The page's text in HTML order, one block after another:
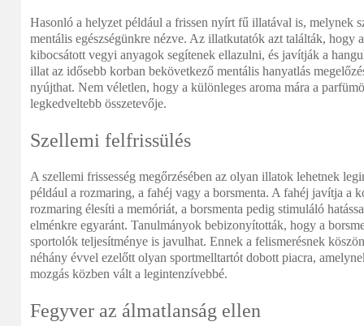
Hasonló a helyzet például a frissen nyírt fű illatával is, melynek
mentális egészségünkre nézve. Az illatkutatók azt találták, hogy
kibocsátott vegyi anyagok segítenek ellazulni, és javítják a
illat az idősebb korban bekövetkező mentális hanyatlás
nyújthat. Nem véletlen, hogy a különleges aroma mára a
legkedveltebb összetevője.
Szellemi felfrissülés
A szellemi frissesség megőrzésében az olyan illatok lehetnek
például a rozmaring, a fahéj vagy a borsmenta. A fahéj javítja a
rozmaring élesíti a memóriát, a borsmenta pedig stimuláló
elménkre egyaránt. Tanulmányok bebizonyították, hogy a
sportolók teljesítménye is javulhat. Ennek a felismerésnek
néhány évvel ezelőtt olyan sportmelltartót dobott piacra,
mozgás közben vált a legintenzívebbé.
Fegyver az álmatlanság ellen